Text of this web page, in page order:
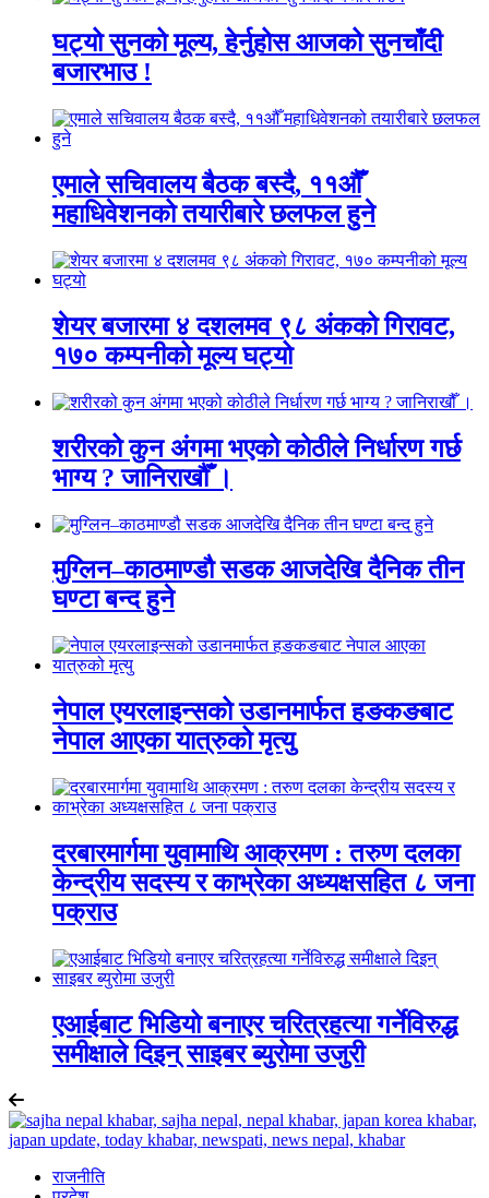
घट्यो सुनको मूल्य, हेर्नुहोस आजको सुनचाँदी
बजारभाउ !
एमाले सचिवालय बैठक बस्दै, ११औँ
महाधिवेशनको तयारीबारे छलफल हुने
शेयर बजारमा ४ दशलमव ९८ अंकको गिरावट,
१७० कम्पनीको मूल्य घट्यो
शरीरको कुन अंगमा भएको कोठीले निर्धारण गर्छ
भाग्य ? जानिराखौँ ।
मुग्लिन–काठमाण्डौ सडक आजदेखि दैनिक तीन
घण्टा बन्द हुने
नेपाल एयरलाइन्सको उडानमार्फत हङकङबाट
नेपाल आएका यात्रुको मृत्यु
दरबारमार्गमा युवामाथि आक्रमण : तरुण दलका
केन्द्रीय सदस्य र काभ्रेका अध्यक्षसहित ८ जना
पक्राउ
एआईबाट भिडियो बनाएर चरित्रहत्या गर्नेविरुद्ध
समीक्षाले दिइन् साइबर ब्युरोमा उजुरी
राजनीति